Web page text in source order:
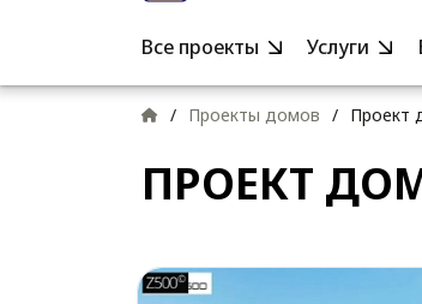
Все проекты Услуги
/ Проекты домов / Проект
ПРОЕКТ